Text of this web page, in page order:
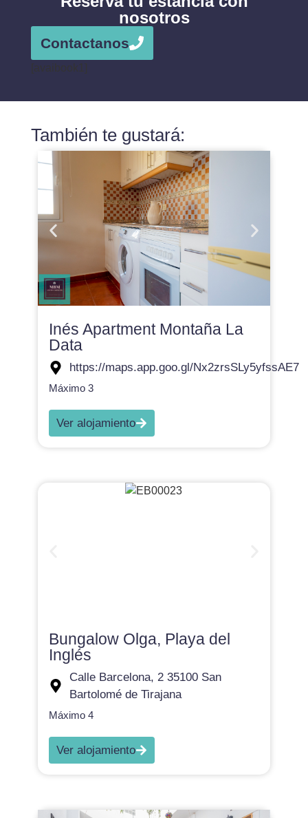
nosotros
Contactanos
[avaibook1]
También te gustará:
Inés Apartment Montaña La
Data
https://maps.app.goo.gl/Nx2zrsSLy5yfssAE7
Máximo 3
Ver alojamiento
Bungalow Olga, Playa del
Inglés
Calle Barcelona, 2 35100 San
Bartolomé de Tirajana
Máximo 4
Ver alojamiento